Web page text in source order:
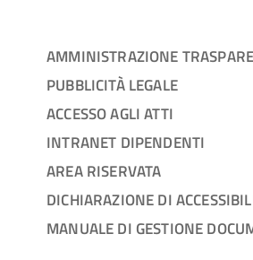
AMMINISTRAZIONE
PUBBLICITÀ LEGALE
ACCESSO AGLI ATTI
INTRANET DIPENDENTI
AREA RISERVATA
DICHIARAZIONE DI
MANUALE DI GESTIONE